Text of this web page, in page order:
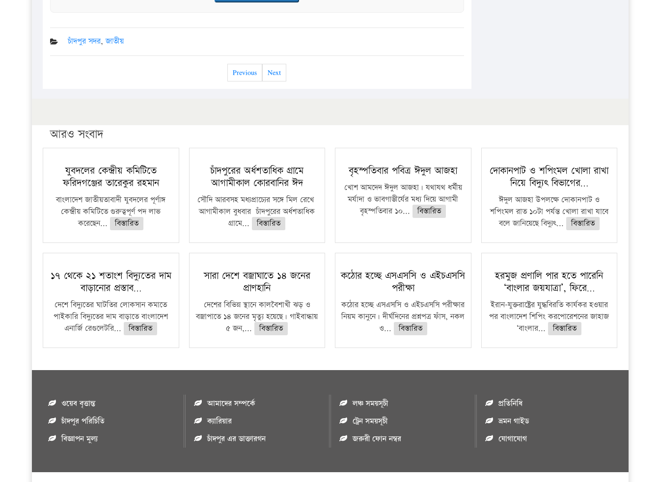
চাঁদপুর সদর,জাতীয়
Previous Next
আরও সংবাদ
যুবদলের কেন্দ্রীয় কমিটিতে
ফরিদগঞ্জের তারেকুর রহমান
বাংলাদেশ জাতীয়তাবাদী যুবদলের পূর্ণাঙ্গ
কেন্দ্রীয় কমিটিতে গুরুত্বপূর্ণ পদ লাভ
করেছেন...
বিস্তারিত
চাঁদপুরের অর্ধশতাধিক গ্রামে
আগামীকাল কোরবানির ঈদ
সৌদি আরবসহ মধ্যপ্রাচ্যের সঙ্গে মিল রেখে
আগামীকাল বুধবার চাঁদপুরের অর্ধশতাধিক
গ্রামে...
বিস্তারিত
বৃহস্পতিবার পবিত্র ঈদুল আজহা
খোশ আমদেদ ঈদুল আজহা। যথাযথ ধর্মীয়
মর্যাদা ও ভাবগাম্ভীর্যের মধ্য দিয়ে আগামী
বৃহস্পতিবার ১০...
বিস্তারিত
দোকানপাট ও শপিংমল খোলা রাখা
নিয়ে বিদ্যুৎ বিভাগের…
ঈদুল আজহা উপলক্ষে দোকানপাট ও
শপিংমল রাত ১০টা পর্যন্ত খোলা রাখা যাবে
বলে জানিয়েছে বিদ্যুৎ...
বিস্তারিত
১৭ থেকে ২১ শতাংশ বিদ্যুতের দাম
বাড়ানোর প্রস্তাব…
দেশে বিদ্যুতের ঘাটতির লোকসান কমাতে
পাইকারি বিদ্যুতের দাম বাড়াতে বাংলাদেশ
এনার্জি রেগুলেটরি...
বিস্তারিত
সারা দেশে বজ্রাঘাতে ১৪ জনের
প্রাণহানি
দেশের বিভিন্ন স্থানে কালবৈশাখী ঝড় ও
বজ্রাপাতে ১৪ জনের মৃত্যু হয়েছে। গাইবান্ধায়
৫ জন,...
বিস্তারিত
কঠোর হচ্ছে এসএসসি ও এইচএসসি
পরীক্ষা
কঠোর হচ্ছে এসএসসি ও এইচএসসি পরীক্ষার
নিয়ম কানুনে। দীর্ঘদিনের প্রশ্নপত্র ফাঁস, নকল
ও...
বিস্তারিত
হরমুজ প্রণালি পার হতে পারেনি
‘বাংলার জয়যাত্রা’, ফিরে…
ইরান-যুক্তরাষ্ট্রের যুদ্ধবিরতি কার্যকর হওয়ার
পর বাংলাদেশ শিপিং করপোরেশনের জাহাজ
‘বাংলার...
বিস্তারিত
ওয়েব বৃত্তান্ত
চাঁদপুর পরিচিতি
বিজ্ঞাপন মুল্য
আমাদের সম্পর্কে
ক্যারিয়ার
চাঁদপুর এর ডাক্তারগন
লঞ্চ সময়সূচী
ট্রেন সময়সূচী
জরুরী ফোন নম্বর
প্রতিনিধি
ভ্রমন গাইড
যোগাযোগ